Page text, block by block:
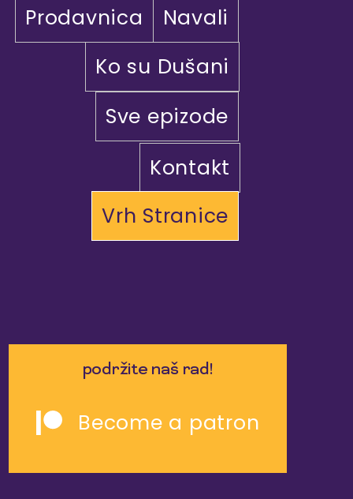
Prodavnica
Navali
Ko su Dušani
Sve epizode
Kontakt
Vrh Stranice
podržite naš rad!
Become a patron